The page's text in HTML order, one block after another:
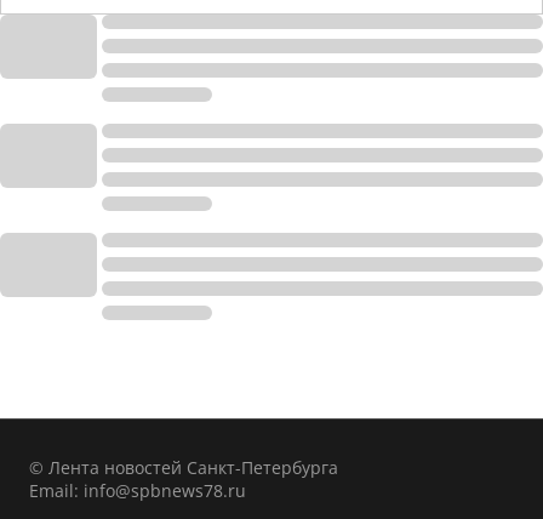
© Лента новостей Санкт-Петербурга
Email: info@spbnews78.ru